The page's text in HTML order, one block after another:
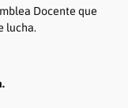
Docente que
lucha.